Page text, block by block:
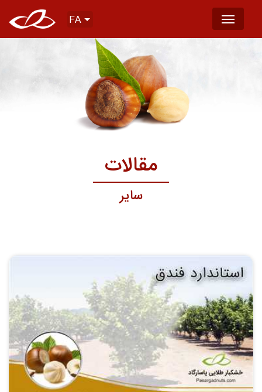
FA
مقالات
سایر